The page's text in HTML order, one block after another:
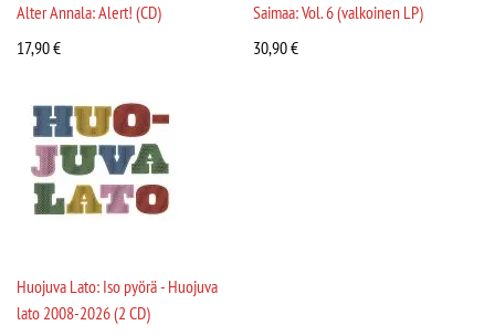
Alter Annala: Alert! (CD)
17,90€
Saimaa: Vol. 6 (valkoinen LP)
30,90€
Huojuva Lato: Iso pyörä - Huojuva
lato 2008-2026 (2 CD)